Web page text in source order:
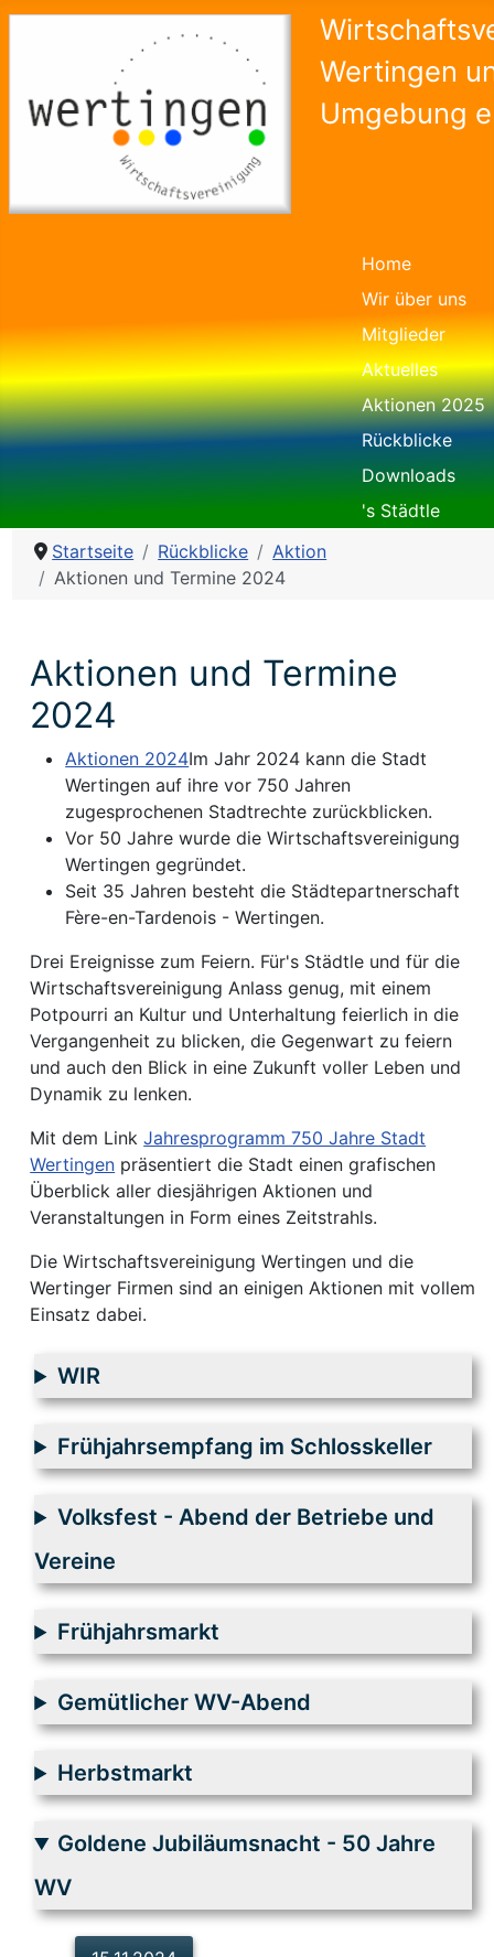
Wertingen
Umgebung
Home
Wir über uns
Mitglieder
Aktuelles
Aktionen 2025
Rückblicke
Downloads
's Städtle
Startseite
Rückblicke
Aktion
Aktionen und Termine 2024
Aktionen und Termine
2024
Aktionen 2024Im Jahr 2024 kann die Stadt
Wertingen auf ihre vor 750 Jahren
zugesprochenen Stadtrechte zurückblicken.
Vor 50 Jahre wurde die Wirtschaftsvereinigung
Wertingen gegründet.
Seit 35 Jahren besteht die Städtepartnerschaft
Fère-en-Tardenois - Wertingen.
Drei Ereignisse zum Feiern. Für's Städtle und für die
Wirtschaftsvereinigung Anlass genug, mit einem
Potpourri an Kultur und Unterhaltung feierlich in die
Vergangenheit zu blicken, die Gegenwart zu feiern
und auch den Blick in eine Zukunft voller Leben und
Dynamik zu lenken.
Mit dem LinkJahresprogramm 750 Jahre Stadt
Wertingen präsentiert die Stadt einen grafischen
Überblick aller diesjährigen Aktionen und
Veranstaltungen in Form eines Zeitstrahls.
Die Wirtschaftsvereinigung Wertingen und die
Wertinger Firmen sind an einigen Aktionen mit vollem
Einsatz dabei.
WIR
Frühjahrsempfang im Schlosskeller
Volksfest - Abend der Betriebe und
Vereine
Frühjahrsmarkt
Gemütlicher WV-Abend
Herbstmarkt
Goldene Jubiläumsnacht - 50 Jahre
WV